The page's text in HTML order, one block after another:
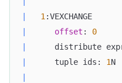
1
offset : 0
      tuple ids:
1